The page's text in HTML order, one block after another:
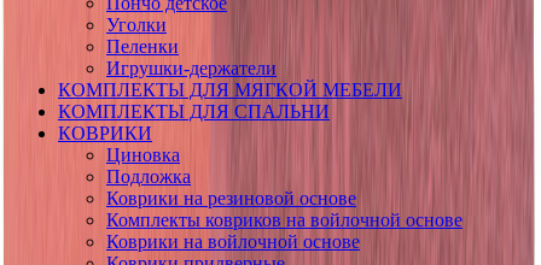
Уголки
Пеленки
Игрушки-держатели
КОМПЛЕКТЫ ДЛЯ МЯГКОЙ МЕБЕЛИ
КОМПЛЕКТЫ ДЛЯ СПАЛЬНИ
КОВРИКИ
Циновка
Подложка
Коврики на резиновой основе
Комплекты ковриков на войлочной основе
Коврики на войлочной основе